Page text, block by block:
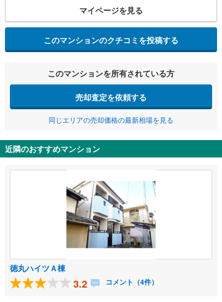
マイページを見る
このマンションのクチコミを投稿する
このマンションを所有されている方
売却査定を依頼する
同じエリアの売却価格の最新相場を見る
近隣のおすすめマンション
徳丸ハイツＡ棟
3.2 コメント（4件）